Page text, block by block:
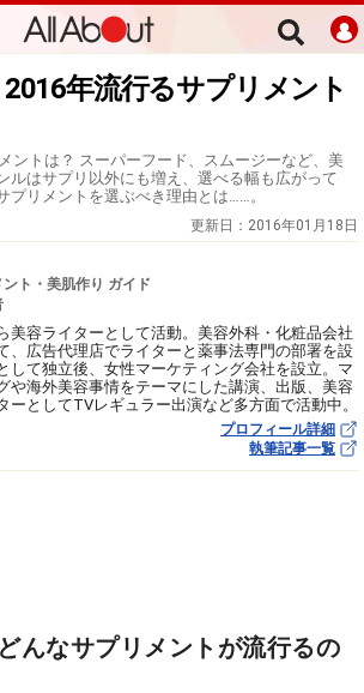
年流行るサプリメント
ントは？ スーパーフード、スムージーなど、美
ルはサプリ以外にも増え、選べる幅も広がって
プリメントを選ぶべき理由とは……。
更新日： 2016年01月18日
ト・美肌作り ガイド
美容ライターとして活動。美容外科・化粧品会社
、広告代理店でライターと薬事法専門の部署を設
して独立後、女性マーケティング会社を設立。マ
や海外美容事情をテーマにした講演、出版、美容
ーとしてTVレギュラー出演など多方面で活動中。
プロフィール詳細
執筆記事一覧
んなサプリメントが流行るの